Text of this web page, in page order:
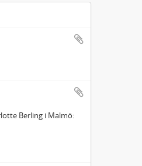
Berling i Malmö: